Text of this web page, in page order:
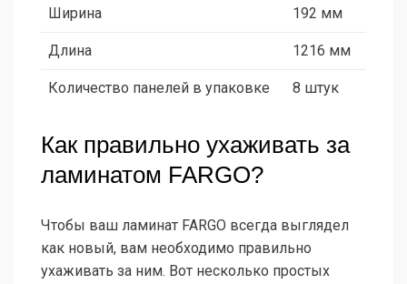
Ширина 192 мм
Длина 1216 мм
Количество панелей в упаковке 8 штук
Как правильно ухаживать за
ламинатом FARGO?
Чтобы ваш ламинат FARGO всегда выглядел
как новый, вам необходимо правильно
ухаживать за ним. Вот несколько простых